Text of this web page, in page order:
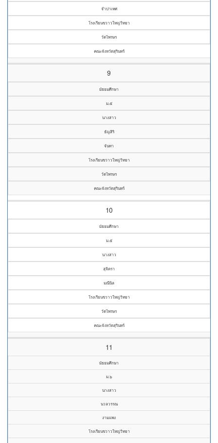
จำปาเทศ
โรงเรียนขวาวใหญ่วิทยา
วัดไพรษร
คณะจังหวัดสุรินทร์
9
มัธยมศึกษา
ม.๕
นางสาว
ธัญสิริ
จันทา
โรงเรียนขวาวใหญ่วิทยา
วัดไพรษร
คณะจังหวัดสุรินทร์
10
มัธยมศึกษา
ม.๕
นางสาว
สุจิตรา
มณีนิล
โรงเรียนขวาวใหญ่วิทยา
วัดไพรษร
คณะจังหวัดสุรินทร์
11
มัธยมศึกษา
ม.๖
นางสาว
นวลวรรณ
งามแพง
โรงเรียนขวาวใหญ่วิทยา